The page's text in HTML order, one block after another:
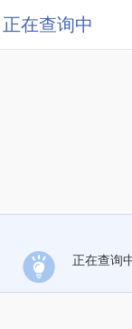
正在查询中
正在查询